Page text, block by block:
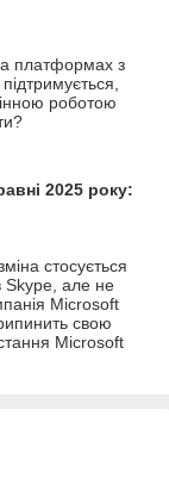
платформах з
роботою
2025 року:
стосується
Skype, але не
Microsoft
свою
Microsoft